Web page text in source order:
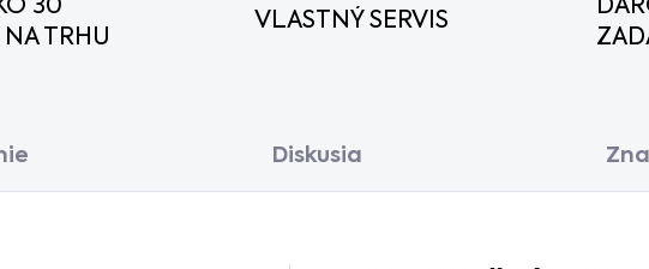
30
TRHU
VLASTNÝ SERVIS
Diskusia